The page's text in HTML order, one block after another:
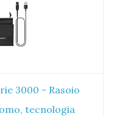
3000 - Rasoio
tecnologia